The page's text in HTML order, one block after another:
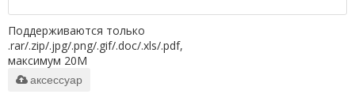
Поддерживаются только
.rar/.zip/.jpg/.png/.gif/.doc/.xls/.pdf,
максимум 20M
аксессуар